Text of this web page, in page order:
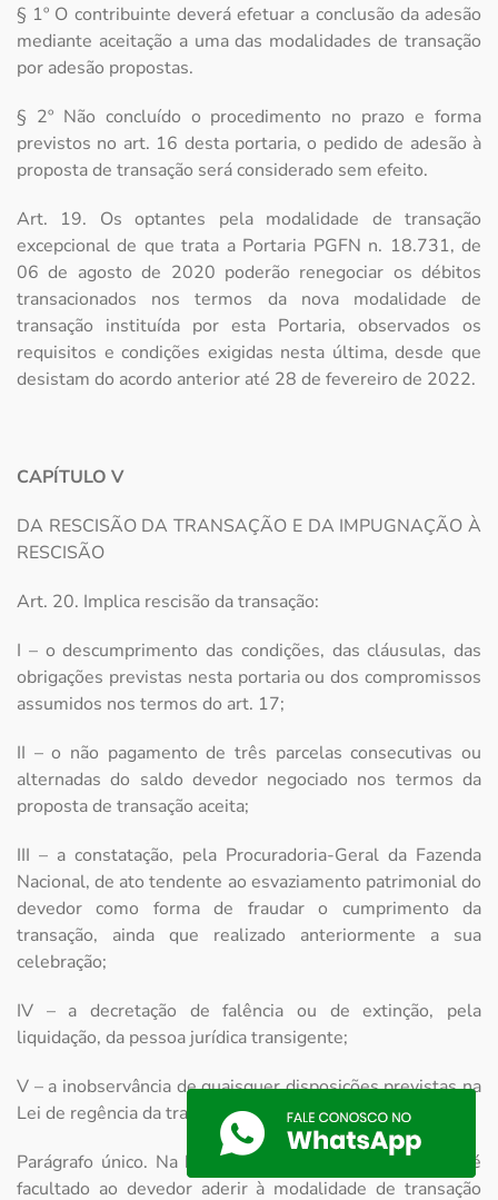
§ 1º O contribuinte deverá efetuar a conclusão da adesão
mediante aceitação a uma das modalidades de transação
por adesão propostas.
§ 2º Não concluído o procedimento no prazo e forma
previstos no art. 16 desta portaria, o pedido de adesão à
proposta de transação será considerado sem efeito.
Art. 19. Os optantes pela modalidade de transação
excepcional de que trata a Portaria PGFN n. 18.731, de
06 de agosto de 2020 poderão renegociar os débitos
transacionados nos termos da nova modalidade de
transação instituída por esta Portaria, observados os
requisitos e condições exigidas nesta última, desde que
desistam do acordo anterior até 28 de fevereiro de 2022.
CAPÍTULO V
DA RESCISÃO DA TRANSAÇÃO E DA IMPUGNAÇÃO À
RESCISÃO
Art. 20. Implica rescisão da transação:
I – o descumprimento das condições, das cláusulas, das
obrigações previstas nesta portaria ou dos compromissos
assumidos nos termos do art. 17;
II – o não pagamento de três parcelas consecutivas ou
alternadas do saldo devedor negociado nos termos da
proposta de transação aceita;
III – a constatação, pela Procuradoria-Geral da Fazenda
Nacional, de ato tendente ao esvaziamento patrimonial do
devedor como forma de fraudar o cumprimento da
transação, ainda que realizado anteriormente a sua
celebração;
IV – a decretação de falência ou de extinção, pela
liquidação, da pessoa jurídica transigente;
V – a inobservância de quaisquer disposições previstas na
Lei de regência da transação.
Parágrafo único. Na hipótese de que trata o inciso IV, é
facultado ao devedor aderir à modalidade de transação